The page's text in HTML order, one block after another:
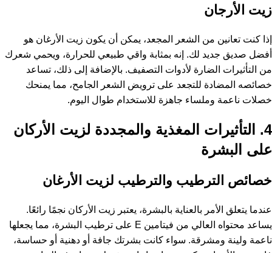
زيت الأرجان
إذا كنت تعانين من الشعر المجعد، يمكن أن يكون زيت الأرغان هو
أفضل صديق جديد لك. إنه بمثابة واقي طبيعي للحرارة، ويحمي شعرك
من التأثيرات الضارة لأدوات التصفيف. بالإضافة إلى ذلك، تساعد
خصائصه المضادة للتجعد على ترويض الشعر الجامح، مما يمنحك
خصلات ناعمة وملساء جاهزة للاستخدام طوال اليوم.
4. التأثيرات المغذية والمجددة لزيت الأركان
على البشرة
خصائص الترطيب والترطيب لزيت الأرغان
عندما يتعلق الأمر بالعناية بالبشرة، يعتبر زيت الأركان نجمًا رائعًا.
يساعد محتواه العالي من فيتامين E على ترطيب البشرة، مما يجعلها
ناعمة ولينة ومشرقة. سواء كانت بشرتك جافة أو دهنية أو حساسة،